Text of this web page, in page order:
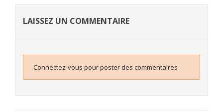
LAISSEZ UN COMMENTAIRE
Connectez-vous pour poster des commentaires